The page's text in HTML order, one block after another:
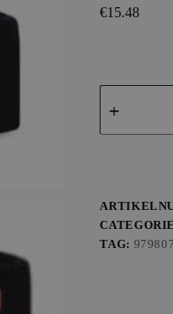
€15.48
Ducati
Corse
TAG: